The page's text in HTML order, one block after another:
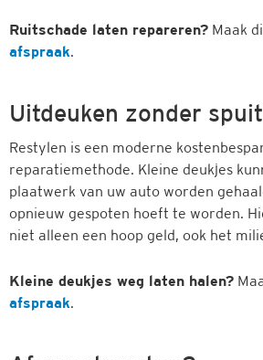
Ruitschade laten repareren? Maak
afspraak.
Uitdeuken zonder
Restylen is een moderne
reparatiemethode. Kleine deukjes
plaatwerk van uw auto worden
opnieuw gespoten hoeft te worden.
niet alleen een hoop geld, ook het
Kleine deukjes weg laten halen?
afspraak.